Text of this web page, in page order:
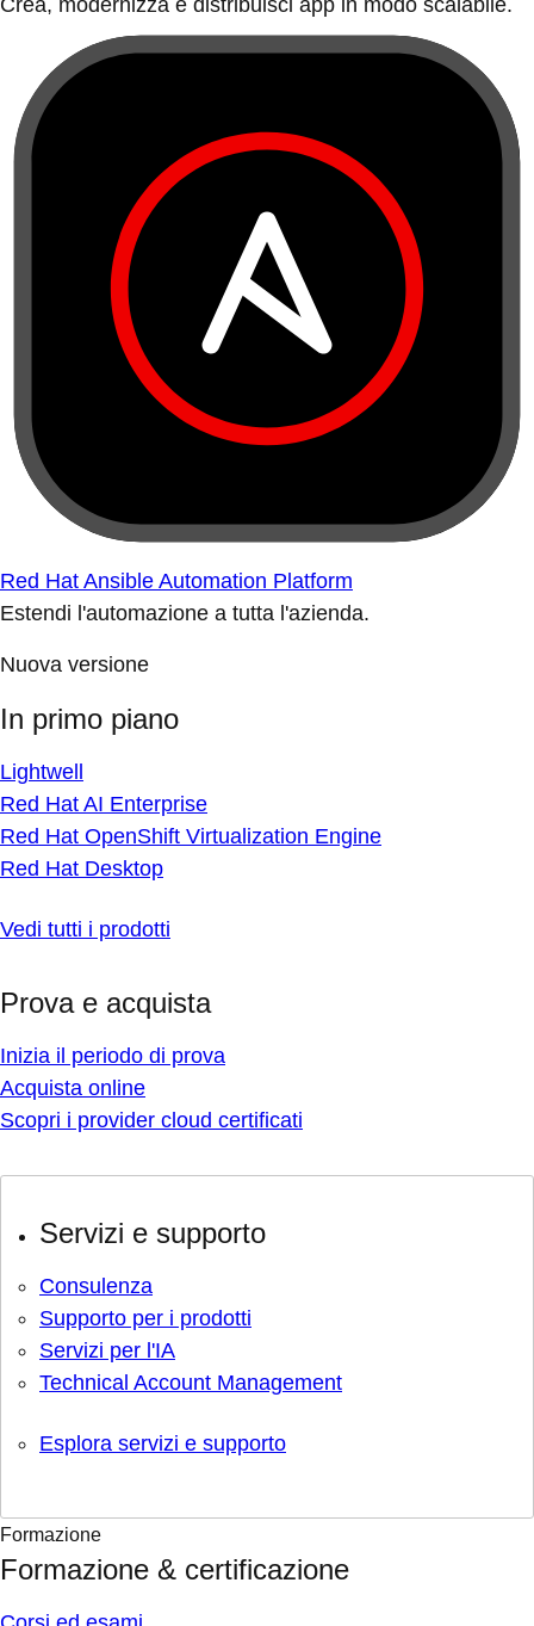
Crea, modernizza e distribuisci app in modo scalabile.
Red Hat Ansible Automation Platform
Estendi l'automazione a tutta l'azienda.
Nuova versione
In primo piano
Lightwell
Red Hat AI Enterprise
Red Hat OpenShift Virtualization Engine
Red Hat Desktop
Vedi tutti i prodotti
Prova e acquista
Inizia il periodo di prova
Acquista online
Scopri i provider cloud certificati
Servizi e supporto
Consulenza
Supporto per i prodotti
Servizi per l'IA
Technical Account Management
Esplora servizi e supporto
Formazione
Formazione & certificazione